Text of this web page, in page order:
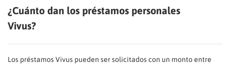
¿Cuánto dan los préstamos personales
Vivus?
Los préstamos Vivus pueden ser solicitados con un monto entre